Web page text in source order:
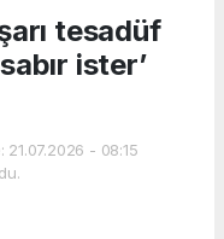
tesadüf
ister’
- 08:15